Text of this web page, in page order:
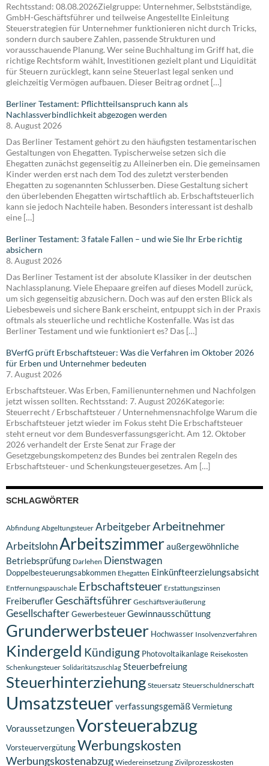
Rechtsstand: 08.08.2026Zielgruppe: Unternehmer, Selbstständige,
GmbH-Geschäftsführer und teilweise Angestellte Einleitung
Steuerstrategien für Unternehmer funktionieren nicht durch Tricks,
sondern durch saubere Zahlen, passende Strukturen und
vorausschauende Planung. Wer seine Buchhaltung im Griff hat, die
richtige Rechtsform wählt, Investitionen gezielt plant und Liquidität
für Steuern zurücklegt, kann seine Steuerlast legal senken und
gleichzeitig Vermögen aufbauen. Dieser Beitrag ordnet […]
Berliner Testament: Pflichtteilsanspruch kann als
Nachlassverbindlichkeit abgezogen werden
8. August 2026
Das Berliner Testament gehört zu den häufigsten testamentarischen
Gestaltungen von Ehegatten. Typischerweise setzen sich die
Ehegatten zunächst gegenseitig zu Alleinerben ein. Die gemeinsamen
Kinder werden erst nach dem Tod des zuletzt versterbenden
Ehegatten zu sogenannten Schlusserben. Diese Gestaltung sichert
den überlebenden Ehegatten wirtschaftlich ab. Erbschaftsteuerlich
kann sie jedoch Nachteile haben. Besonders interessant ist deshalb
eine […]
Berliner Testament: 3 fatale Fallen – und wie Sie Ihr Erbe richtig
absichern
8. August 2026
Das Berliner Testament ist der absolute Klassiker in der deutschen
Nachlassplanung. Viele Ehepaare greifen auf dieses Modell zurück,
um sich gegenseitig abzusichern. Doch was auf den ersten Blick als
Liebesbeweis und sichere Bank erscheint, entpuppt sich in der Praxis
oftmals als steuerliche und rechtliche Kostenfalle. Was ist das
Berliner Testament und wie funktioniert es? Das […]
BVerfG prüft Erbschaftsteuer: Was die Verfahren im Oktober 2026
für Erben und Unternehmer bedeuten
7. August 2026
Erbschaftsteuer. Was Erben, Familienunternehmen und Nachfolgen
jetzt wissen sollten. Rechtsstand: 7. August 2026Kategorie:
Steuerrecht / Erbschaftsteuer / Unternehmensnachfolge Warum die
Erbschaftsteuer jetzt wieder im Fokus steht Die Erbschaftsteuer
steht erneut vor dem Bundesverfassungsgericht. Am 12. Oktober
2026 verhandelt der Erste Senat zur Frage der
Gesetzgebungskompetenz des Bundes bei zentralen Regeln des
Erbschaftsteuer- und Schenkungsteuergesetzes. Am […]
SCHLAGWÖRTER
Abfindung Abgeltungsteuer ArbeitgeberArbeitnehmer
ArbeitslohnArbeitszimmeraußergewöhnliche
Betriebsprüfung Darlehen Dienstwagen
Doppelbesteuerungsabkommen Ehegatten Einkünfteerzielungsabsicht
Entfernungspauschale Erbschaftsteuer Erstattungszinsen
FreiberuflerGeschäftsführer Geschäftsveräußerung
GesellschafterGewerbesteuerGewinnausschüttung
Grunderwerbsteuer Hochwasser Insolvenzverfahren
Kindergeld Kündigung Photovoltaikanlage Reisekosten
Schenkungsteuer Solidaritätszuschlag Steuerbefreiung
Steuerhinterziehung Steuersatz Steuerschuldnerschaft
Umsatzsteuer verfassungsgemäßVermietung
VoraussetzungenVorsteuerabzug
VorsteuervergütungWerbungskosten
Werbungskostenabzug Wiedereinsetzung Zivilprozesskosten